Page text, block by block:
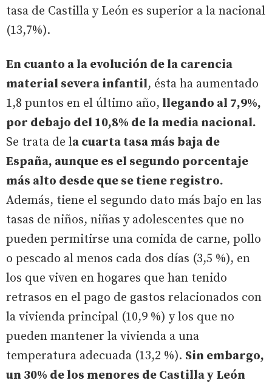
tasa de Castilla y León es superior a la nacional
(13,7%).
En cuanto a la evolución de la carencia
material severa infantil, ésta ha aumentado
1,8 puntos en el último año, llegando al 7,9%,
por debajo del 10,8% de la media nacional.
Se trata de la cuarta tasa más baja de
España, aunque es el segundo porcentaje
más alto desde que se tiene registro.
Además, tiene el segundo dato más bajo en las
tasas de niños, niñas y adolescentes que no
pueden permitirse una comida de carne, pollo
o pescado al menos cada dos días (3,5 %), en
los que viven en hogares que han tenido
retrasos en el pago de gastos relacionados con
la vivienda principal (10,9 %) y los que no
pueden mantener la vivienda a una
temperatura adecuada (13,2 %). Sin embargo,
un 30% de los menores de Castilla y León